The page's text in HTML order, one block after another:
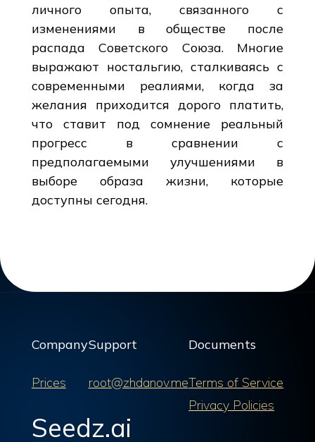
личного опыта, связанного с
изменениями в обществе после
распада Советского Союза. Многие
выражают ностальгию, сталкиваясь с
современными реалиями, когда за
желания приходится дорого платить,
что ставит под сомнение реальный
прогресс в сравнении с
предполагаемыми улучшениями в
выборе образа жизни, которые
доступны сегодня.
Company
Prices
Support
root@zhdanov.me
Documents
Terms of Service
Privacy Policies
Seedz.ai